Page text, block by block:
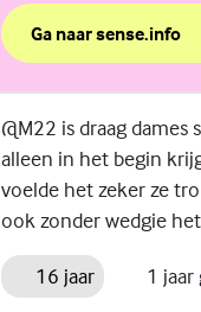
Ga naar sense.info
over Vragen over
(Externe link)
@M22 is draag
alleen in het begin
voelde het zeker ze
ook zonder wedgie
16 jaar 1 jaar